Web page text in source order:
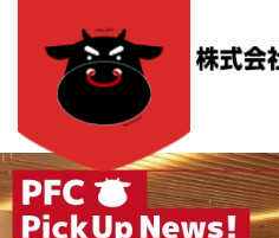
ッ
プ